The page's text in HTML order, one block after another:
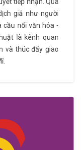
tiếp nhận. Qua
giả như người
cầu nối văn hóa -
là kênh quan
và thúc đẩy giao